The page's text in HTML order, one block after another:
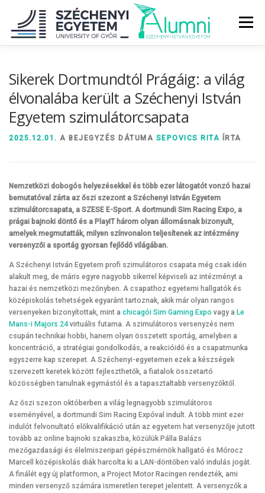
tartalomhoz
Menü
DIPLOMAÁTADÓ DIPLOMÁN TÚL
Sikerek Dortmundtól Prágáig: a világ
élvonalába került a Széchenyi István
Egyetem szimulátorcsapata
2025.12.01. A BEJEGYZÉS DÁTUMA SEPOVICS RITA ÍRTA
Nemzetközi dobogós helyezésekkel és több ezer látogatót vonzó hazai
bemutatóval zárta az őszi szezont a Széchenyi István Egyetem
szimulátorcsapata, a SZESE E-Sport. A dortmundi Sim Racing Expo, a
prágai bajnoki döntő és a PlayIT három olyan állomásnak bizonyult,
amelyek megmutatták, milyen színvonalon teljesítenek az intézmény
versenyzői a sportág gyorsan fejlődő világában.
A Széchenyi István Egyetem profi szimulátoros csapata még csak idén
alakult meg, de máris egyre nagyobb sikerrel képviseli az intézményt a
hazai és nemzetközi mezőnyben. A csapathoz egyetemi hallgatók és
középiskolás tehetségek egyaránt tartoznak, akik már olyan rangos
versenyeken bizonyítottak, mint a chicagói Sim Gaming Expo vagy a Le
Mans-i Majors 24virtuális futama. A szimulátoros versenyzés nem
csupán technikai hobbi, hanem olyan összetett sportág, amelyben a
koncentráció, a stratégiai gondolkodás, a reakcióidő és a csapatmunka
egyszerre kap szerepet. A Széchenyi-egyetemen ezek a készségek
szervezett keretek között fejleszthetők, a fiatalok összetartó
közösségben tanulnak egymástól és a tapasztaltabb versenyzőktől.
Az őszi szezon októberben a világ legnagyobb szimulátoros
eseményével, a dortmundi Sim Racing Expóval indult. A több mint ezer
indulót felvonultató előkvalifikáció után az egyetem hat versenyzője jutott
tovább az online bajnoki szakaszba, közülük Pálla Balázs
mezőgazdasági és élelmiszeripari gépészmérnök hallgató és Mórocz
Marcell középiskolás diák harcolta ki a LAN-döntőben való indulás jogát.
A finálét egy új platformon, a Project Motor Racingen rendezték, ami
minden versenyző számára ismeretlen terepet jelentett. A versenyzők a